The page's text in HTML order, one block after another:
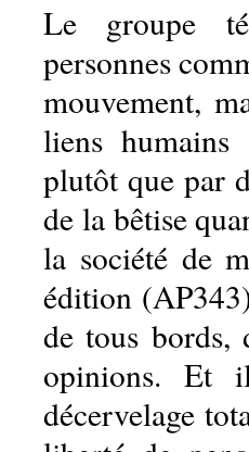
Le groupe
personnes
mouvement,
liens humains
plutôt que par
de la bêtise
la société de
édition
de tous bords,
opinions. Et
décervelage